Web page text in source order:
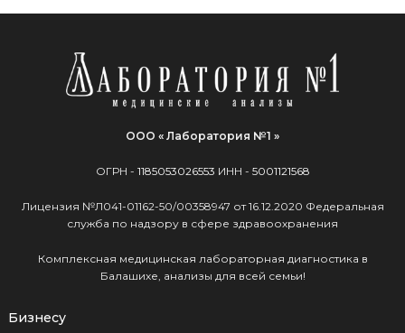
ООО « Лаборатория №1 »
ОГРН - 1185053026553 ИНН - 5001121568
Лицензия №Л041-01162-50/00358947 от 16.12.2020 Федеральная
служба по надзору в сфере здравоохранения
Комплексная медицинская лабораторная диагностика в
Балашихе, анализы для всей семьи!
Бизнесу